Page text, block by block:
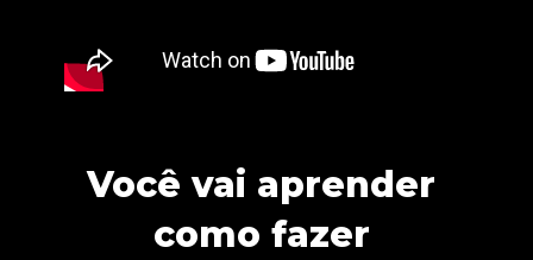
Você vai aprender
como fazer